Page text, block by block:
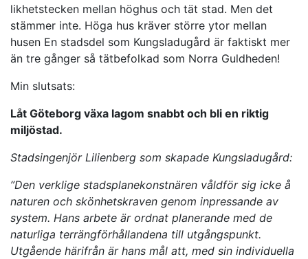
likhetstecken mellan höghus och tät stad. Men det
stämmer inte. Höga hus kräver större ytor mellan
husen En stadsdel som Kungsladugård är faktiskt mer
än tre gånger så tätbefolkad som Norra Guldheden!
Min slutsats:
Låt Göteborg växa lagom snabbt och bli en riktig
miljöstad.
Stadsingenjör Lilienberg som skapade Kungsladugård:
”Den verklige stadsplanekonstnären våldför sig icke å
naturen och skönhetskraven genom inpressande av
system. Hans arbete är ordnat planerande med de
naturliga terrängförhållandena till utgångspunkt.
Utgående härifrån är hans mål att, med sin individuella